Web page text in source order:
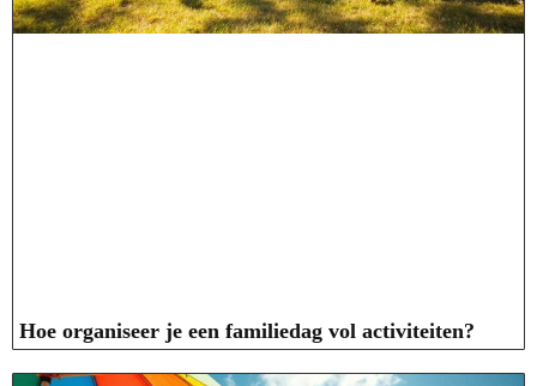
Hoe organiseer je een familiedag vol activiteiten?